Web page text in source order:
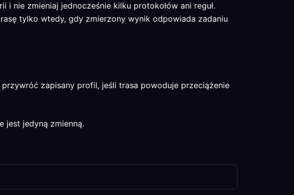
i nie zmieniaj jednocześnie kilku protokołów ani reguł.
tylko wtedy, gdy zmierzony wynik odpowiada zadaniu
zapisany profil, jeśli trasa powoduje przeciążenie
jest jedyną zmienną.